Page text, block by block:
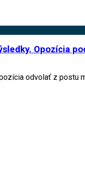
Opozícia
odvolať z postu